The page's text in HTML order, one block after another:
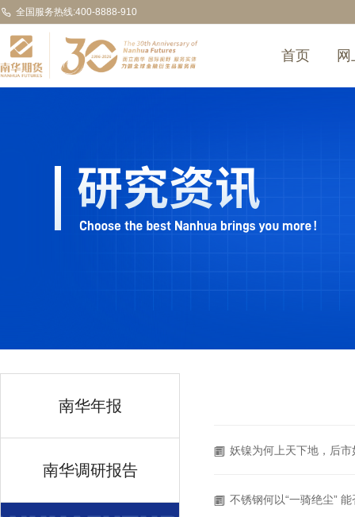
全国服务热线:400-8888-910
首页
南华年报
南华调研报告
妖镍为何上天下地，后
不锈钢何以“一骑绝尘”